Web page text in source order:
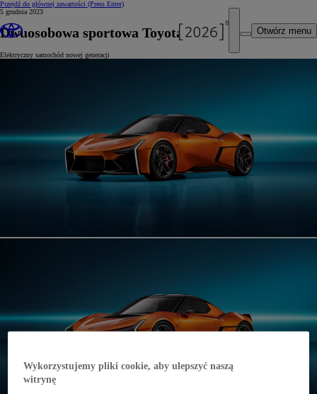
Przejdź do głównej zawartości (Press Enter)
Otwórz menu
5 grudnia 2023
Dwuosobowa sportowa Toyota FT-Se
Elektryczny samochód nowej generacji
Wykorzystujemy pliki cookie, aby ulepszyć naszą
witrynę